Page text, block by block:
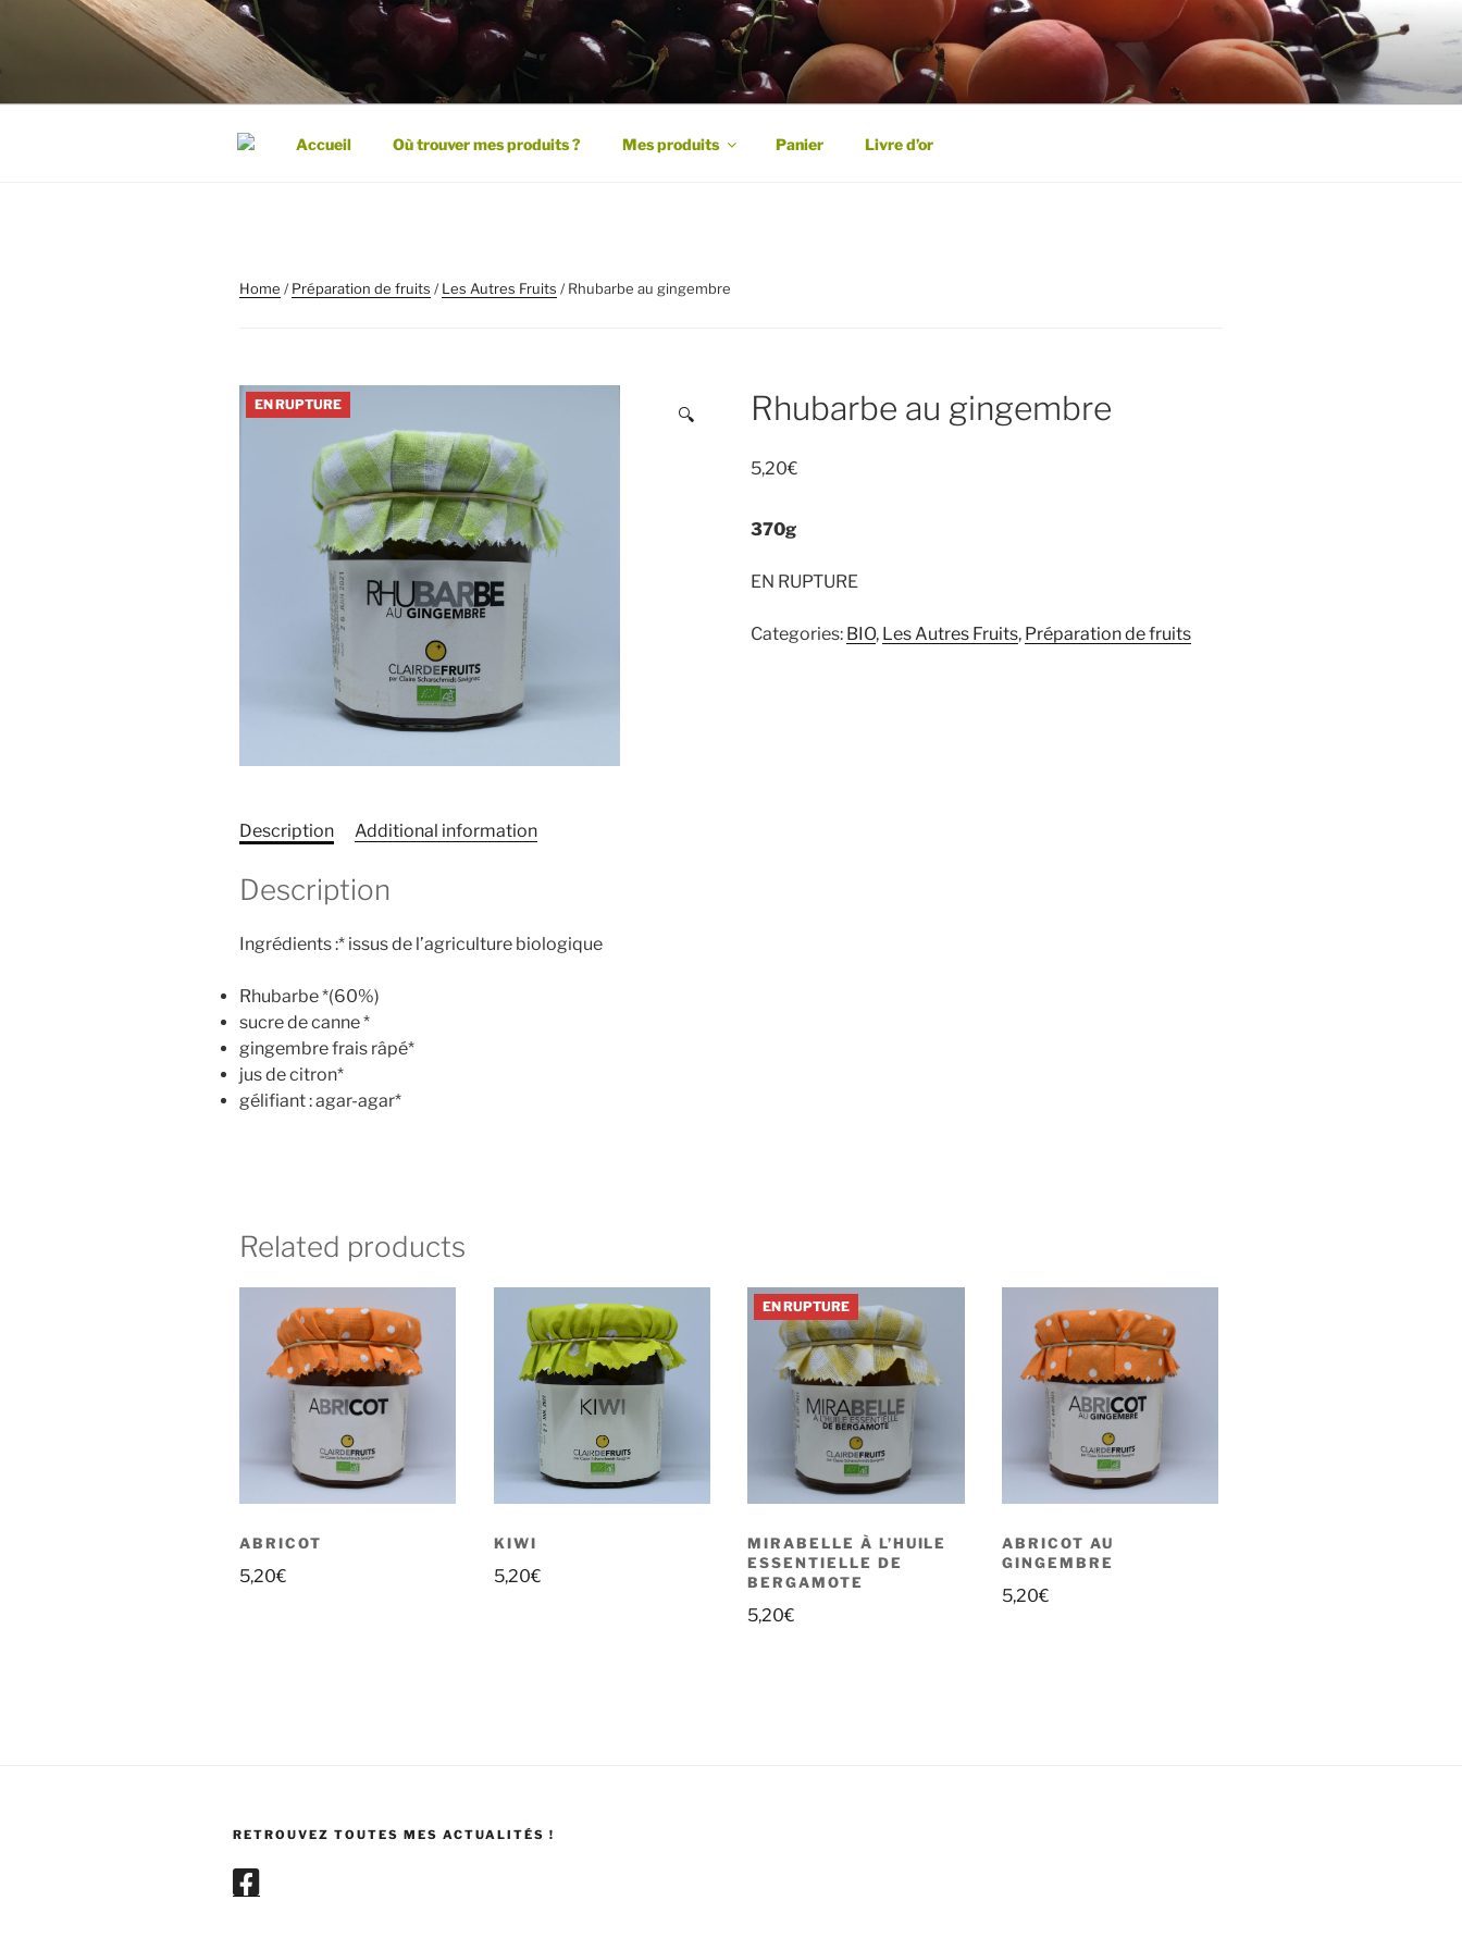
CLAIR DE FRUITS
Accueil Où trouver mes produits ? Mes produits Panier Livre d’or
Home /Préparation de fruits /Les Autres Fruits / Rhubarbe au gingembre
🔍
EN RUPTURE Rhubarbe au gingembre
5,20€
370g
EN RUPTURE
Categories: BIO, Les Autres Fruits, Préparation de fruits
Description Additional information
Description
Ingrédients :* issus de l’agriculture biologique
Rhubarbe *(60%)
sucre de canne *
gingembre frais râpé*
jus de citron*
gélifiant : agar-agar*
Related products
ABRICOT
5,20€
KIWI
5,20€
EN RUPTURE
MIRABELLE À L’HUILE
ESSENTIELLE DE
BERGAMOTE
5,20€
ABRICOT AU
GINGEMBRE
5,20€
RETROUVEZ TOUTES MES ACTUALITÉS !